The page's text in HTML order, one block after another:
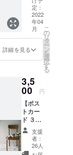
を軸にアー
トで心を躍
らせる人が
増えてほし
いと色々な
分野で活動
お気持
ちと支
援に、
村中智
より
メール
にて直
セージ
をお届
けさせ
ていた
だきま
す。
3000円
から好
きなだ
定：
2022
年04
月
詳細を見る
こ
の
リ
タ
ー
ン
を
選
択
す
る
3,5
00 円
【ポス
トカー
ド ３枚
& ス
テッ
カー
セッ
支援
者：
26人